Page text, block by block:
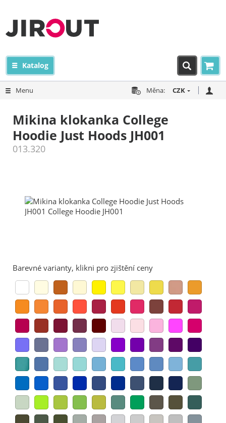
Katalog
Menu Měna: CZK
Mikina klokanka College
Hoodie Just Hoods JH001
013.320
Barevné varianty, klikni pro zjištění ceny